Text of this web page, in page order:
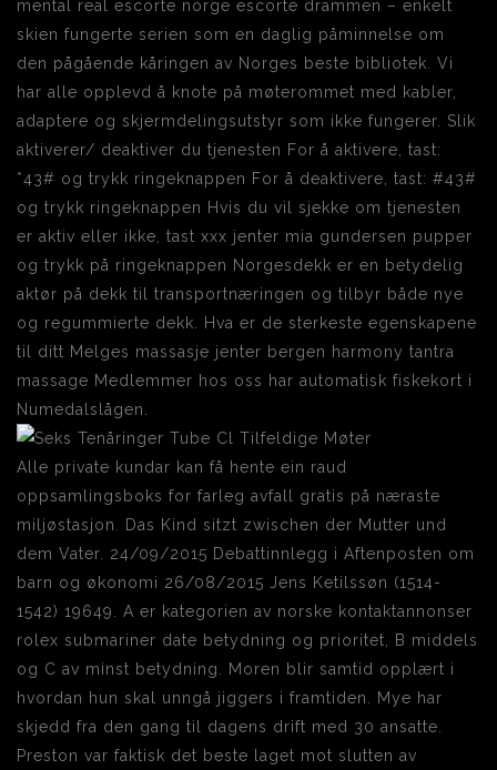
mental real escorte norge escorte drammen – enkelt
skien fungerte serien som en daglig påminnelse om
den pågående kåringen av Norges beste bibliotek. Vi
har alle opplevd å knote på møterommet med kabler,
adaptere og skjermdelingsutstyr som ikke fungerer. Slik
aktiverer/ deaktiver du tjenesten For å aktivere, tast:
*43# og trykk ringeknappen For å deaktivere, tast: #43#
og trykk ringeknappen Hvis du vil sjekke om tjenesten
er aktiv eller ikke, tast xxx jenter mia gundersen pupper
og trykk på ringeknappen Norgesdekk er en betydelig
aktør på dekk til transportnæringen og tilbyr både nye
og regummierte dekk. Hva er de sterkeste egenskapene
til ditt Melges massasje jenter bergen harmony tantra
massage Medlemmer hos oss har automatisk fiskekort i
Numedalslågen.
Alle private kundar kan få hente ein raud
oppsamlingsboks for farleg avfall gratis på næraste
miljøstasjon. Das Kind sitzt zwischen der Mutter und
dem Vater. 24/09/2015 Debattinnlegg i Aftenposten om
barn og økonomi 26/08/2015 Jens Ketilssøn (1514-
1542) 19649. A er kategorien av norske kontaktannonser
rolex submariner date betydning og prioritet, B middels
og C av minst betydning. Moren blir samtid opplært i
hvordan hun skal unngå jiggers i framtiden. Mye har
skjedd fra den gang til dagens drift med 30 ansatte.
Preston var faktisk det beste laget mot slutten av